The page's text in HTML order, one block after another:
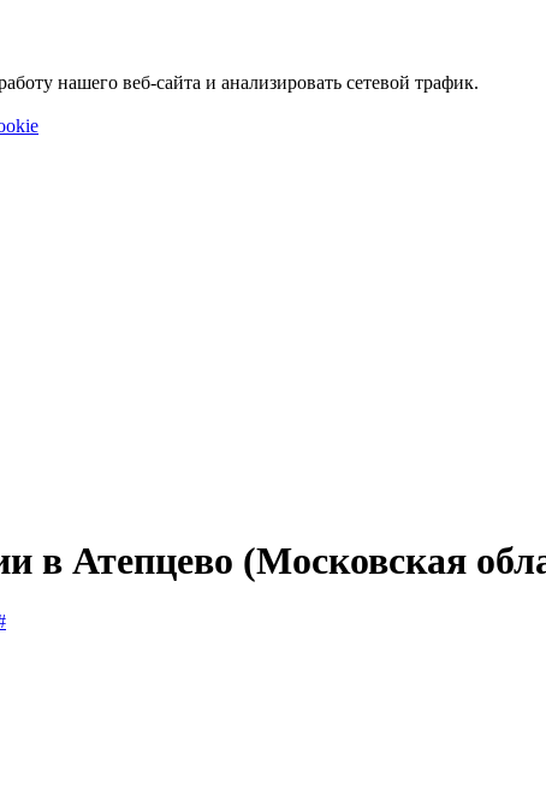
нашего веб-сайта и анализировать сетевой трафик.
в Атепцево (Московская